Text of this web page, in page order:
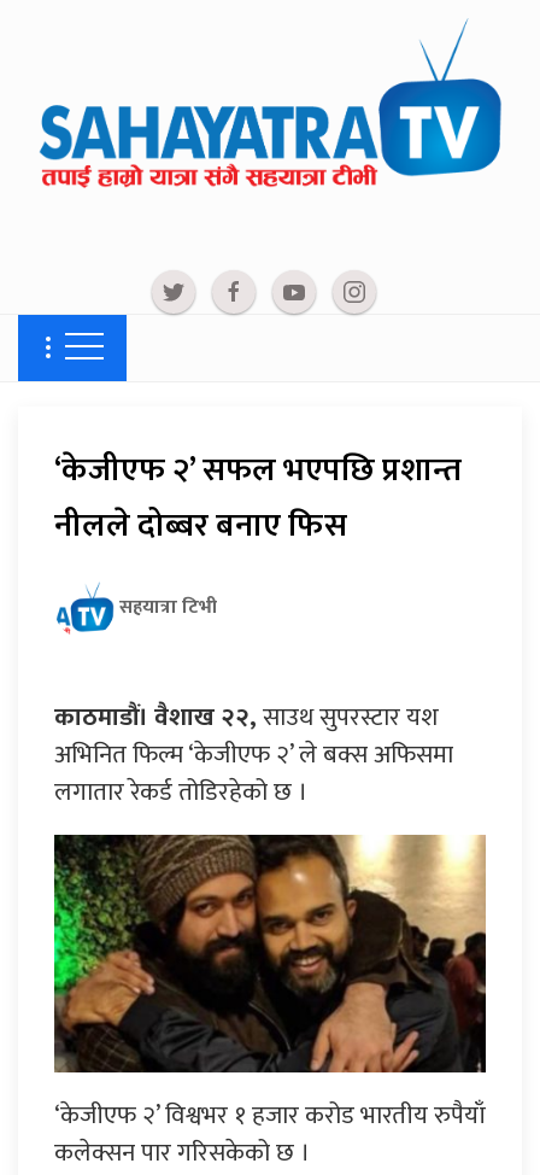
‘केजीएफ २’ सफल भएपछि प्रशान्त
नीलले दोब्बर बनाए फिस
सहयात्रा टिभी
काठमाडौं। वैशाख २२,साउथ सुपरस्टार यश
अभिनित फिल्म ‘केजीएफ २’ ले बक्स अफिसमा
लगातार रेकर्ड तोडिरहेको छ ।
‘केजीएफ २’ विश्वभर १ हजार करोड भारतीय रुपैयाँ
कलेक्सन पार गरिसकेको छ ।